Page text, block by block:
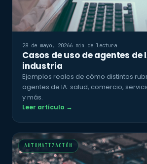
28 de mayo, 20266 min de lectura
Casos de uso de agentes de
industria
Ejemplos reales de cómo distintos
agentes de IA: salud, comercio,
y más.
Leer artículo →
AUTOMATIZACIÓN